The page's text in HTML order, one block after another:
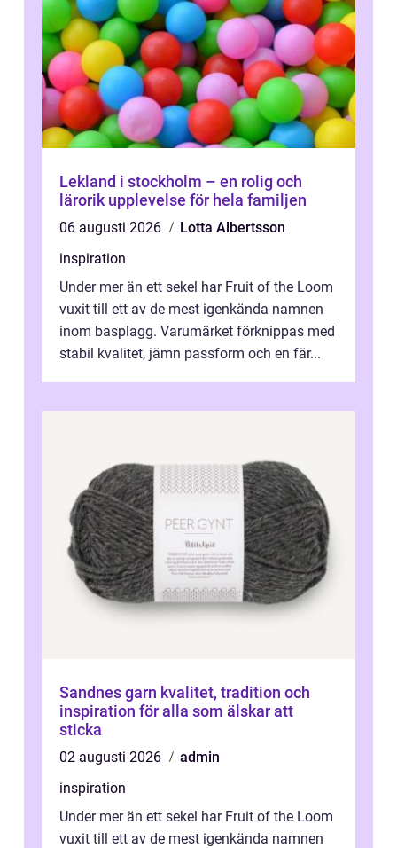
Lekland i stockholm – en rolig och
lärorik upplevelse för hela familjen
06 augusti 2026
Lotta Albertsson
inspiration
Under mer än ett sekel har Fruit of the Loom
vuxit till ett av de mest igenkända namnen
inom basplagg. Varumärket förknippas med
stabil kvalitet, jämn passform och en fär...
Sandnes garn kvalitet, tradition och
inspiration för alla som älskar att
sticka
02 augusti 2026
admin
inspiration
Under mer än ett sekel har Fruit of the Loom
vuxit till ett av de mest igenkända namnen